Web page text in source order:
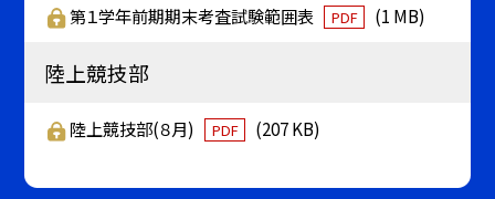
第１学年前期期末考査試験範囲表 PDF (1 MB)
陸上競技部
陸上競技部(８月) PDF (207 KB)